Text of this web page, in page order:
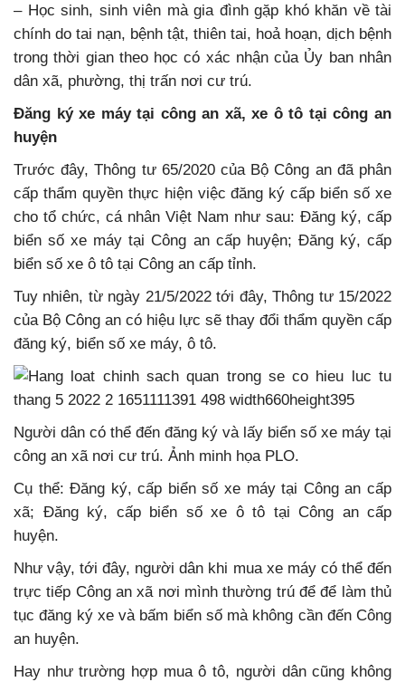
– Học sinh, sinh viên mà gia đình gặp khó khăn về tài
chính do tai nạn, bệnh tật, thiên tai, hoả hoạn, dịch bệnh
trong thời gian theo học có xác nhận của Ủy ban nhân
dân xã, phường, thị trấn nơi cư trú.
Đăng ký xe máy tại công an xã, xe ô tô tại công an
huyện
Trước đây, Thông tư 65/2020 của Bộ Công an đã phân
cấp thẩm quyền thực hiện việc đăng ký cấp biển số xe
cho tổ chức, cá nhân Việt Nam như sau: Đăng ký, cấp
biển số xe máy tại Công an cấp huyện; Đăng ký, cấp
biển số xe ô tô tại Công an cấp tỉnh.
Tuy nhiên, từ ngày 21/5/2022 tới đây, Thông tư 15/2022
của Bộ Công an có hiệu lực sẽ thay đổi thẩm quyền cấp
đăng ký, biển số xe máy, ô tô.
Người dân có thể đến đăng ký và lấy biển số xe máy tại
công an xã nơi cư trú. Ảnh minh họa PLO.
Cụ thể: Đăng ký, cấp biển số xe máy tại Công an cấp
xã; Đăng ký, cấp biển số xe ô tô tại Công an cấp
huyện.
Như vậy, tới đây, người dân khi mua xe máy có thể đến
trực tiếp Công an xã nơi mình thường trú để để làm thủ
tục đăng ký xe và bấm biển số mà không cần đến Công
an huyện.
Hay như trường hợp mua ô tô, người dân cũng không